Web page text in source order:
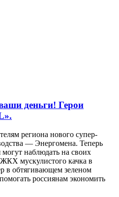
деньги! Герои
региона нового супер-
— Энергомена. Теперь
наблюдать на своих
мускулистого качка в
в обтягивающем зеленом
россиянам экономить